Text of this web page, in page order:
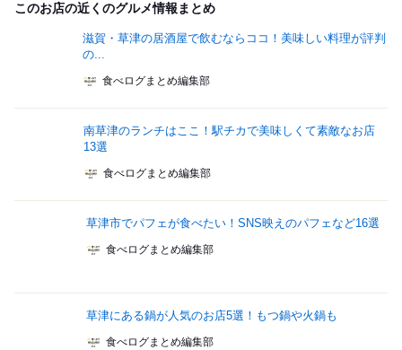
このお店の近くのグルメ情報まとめ
滋賀・草津の居酒屋で飲むならココ！美味しい料理が評判
の...
食べログまとめ編集部
南草津のランチはここ！駅チカで美味しくて素敵なお店
13選
食べログまとめ編集部
草津市でパフェが食べたい！SNS映えのパフェなど16選
食べログまとめ編集部
草津にある鍋が人気のお店5選！もつ鍋や火鍋も
食べログまとめ編集部